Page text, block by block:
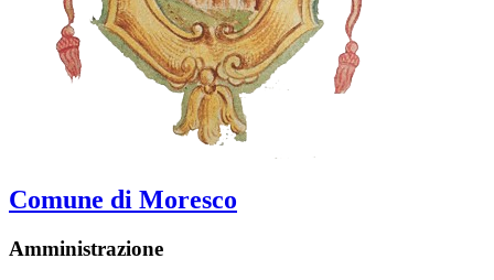
Comune di Moresco
Amministrazione